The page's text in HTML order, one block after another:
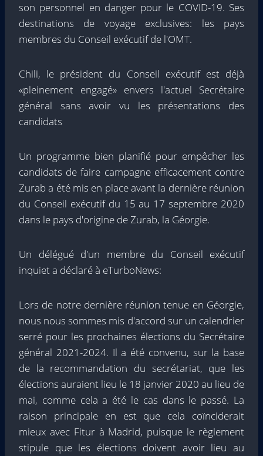
son personnel en danger pour le COVID-19. Ses
destinations de voyage exclusives: les pays
membres du Conseil exécutif de l'OMT.
Chili, le président du Conseil exécutif est déjà
«pleinement engagé» envers l'actuel Secrétaire
général sans avoir vu les présentations des
candidats
Un programme bien planifié pour empêcher les
candidats de faire campagne efficacement contre
Zurab a été mis en place avant la dernière réunion
du Conseil exécutif du 15 au 17 septembre 2020
dans le pays d'origine de Zurab, la Géorgie.
Un délégué d'un membre du Conseil exécutif
inquiet a déclaré à eTurboNews:
Lors de notre dernière réunion tenue en Géorgie,
nous nous sommes mis d'accord sur un calendrier
serré pour les prochaines élections du Secrétaire
général 2021-2024. Il a été convenu, sur la base
de la recommandation du secrétariat, que les
élections auraient lieu le 18 janvier 2020 au lieu de
mai, comme cela a été le cas dans le passé. La
raison principale en est que cela coïnciderait
mieux avec Fitur à Madrid, puisque le règlement
stipule que les élections doivent avoir lieu au